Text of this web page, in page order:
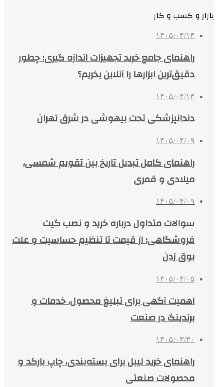
بازار و کسب و کار
۱۴۰۵/۰۴/۱۴
راهنمای جامع خرید تجهیزات اندازه گیری؛ چطور
دقیق‌ترین ابزارها را آنلاین بخریم؟
۱۴۰۵/۰۴/۱۳
دندانپزشکی تحت بیهوشی در شرق تهران
۱۴۰۵/۰۴/۰۹
راهنمای کامل تبدیل تاریخ بین تقویم شمسی،
میلادی و قمری
۱۴۰۵/۰۴/۰۹
سوالات متداول درباره خرید و نصب گیت
فروشگاهی؛ از قیمت تا تنظیم حساسیت و علت
بوق زدن
۱۴۰۵/۰۴/۰۵
اهمیت آگهی برای تبلیغ محصول، خدمات و
برندینگ در صنعت
۱۴۰۵/۰۳/۳۰
راهنمای خرید لیبل برای بسته‌بندی، چاپ بارکد و
محصولات صنعتی